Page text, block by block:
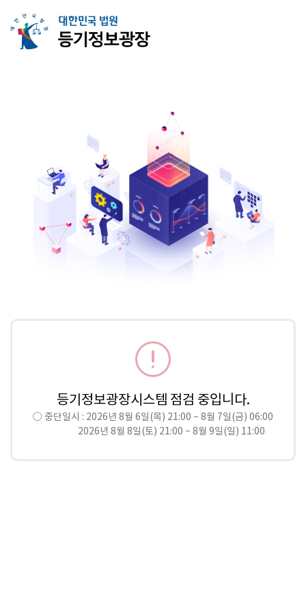
등기정보광장시스템 점검 중입니다.
○ 중단일시 : 2026년 8월 6일(목) 21:00 ~ 8월 7일(금) 06:00
                  2026년 8월 8일(토) 21:00 ~ 8월 9일(일) 11:00